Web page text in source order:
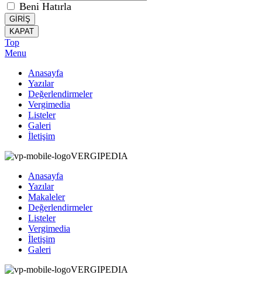
Beni Hatırla
GİRİŞ
KAPAT
Top
Menu
Anasayfa
Yazılar
Değerlendirmeler
Vergimedia
Listeler
Galeri
İletişim
VERGIPEDIA
Anasayfa
Yazılar
Makaleler
Değerlendirmeler
Listeler
Vergimedia
İletişim
Galeri
VERGIPEDIA